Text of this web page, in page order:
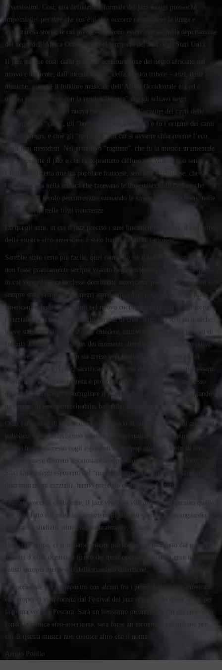
diversissimi. Così, una definizione formale del jazz è oggi pressoché
impossibile: per dire che cos’è il jazz occorre raccontarne la lunga e
avventurosa storia, le cui premesse devono essere cercate nella deportazione
dei negri dell’Africa Occidentale nel territorio del Sud degli Stati Uniti.
Il jazz nacque così: dalla graduale acculturazione del negro africano nel
nuovo continente; dall’incontro, cioè, della musica tribale – anzi, delle
musiche, giacché il folklore musicale dell’Africa Occidentale era ed è
tuttora ricchissimo – con la musica “bianca” che gli schiavi negri
incontrarono nella loro nuova patria. Fu questa l’origine dei canti delle
piantagioni (i “calls”, gli “hollers”, i “work songs”) e fu l’origine dei canti
religiosi negri, e cioè gli “spirituals”, in cui si avverte chiaramente l’eco
degli inni metodisti. Nel primitivo “ragtime”, che fu la musica strumentale
che precedette il jazz e che fu soprattutto diffuso nel Missouri, si sente
l’influsso di certa musica popolare francese, scozzese e irlandese, che si
ritrova ancora nella musica che facevano le impennacchiate fanfare che
all’inizio del secolo percorrevano suonando le strade di New Orleans, nelle
liete ed anche nelle tristi ricorrenze.
Da quegli anni, in cui il jazz precisò i suoi lineamenti, ad oggi, il cammino
della musica afro-americana è stato lungo ed anche faticoso.
Sarebbe stato certo più facile, quel cammino, se il jazz non fosse stato e
non fosse praticamente sempre vissuto negli ambienti più lontani da quelli
in cui vive ed opera la classe dominante americana; poiché, invece, è ed è
sempre stata la musica dei negri americani, ed un poco anche degli italo-
americani e degli ebrei giunti nel nuovo continente dai paesi dell’Europa
Orientale, ha attraversato lunghi periodi di crisi, interrotti solo da qualche
breve stagione felice. Ci si deve chiedere, tuttavia, se quei brevi periodi di
fortuna abbiano coinciso con dei momenti altrettanto felicemente creativi,
o se invece il successo non sia arriso soprattutto a chi abbia cercato di
commercializzare il jazz, sacrificandone alcuni dei caratteri più interessanti
e originali. La risposta giusta è proprio questa: il jazz ha avuto successo
quando ha cercato di assomigliare il più possibile all’altra musica; quando
ha cercato di essere orecchiabile, ballabile, divertente.
Oggi i musicisti di jazz tentano solo di rado di andare incontro al gusto del
pubblico; i più preferiscono suonare la loro musica senza neppure sperare
di dividere il successo cogli esponenti della “pop music “. Molti di loro,
per non essere costretti a sottostare alle pressioni esercitate su di loro, negli
Stati Uniti, dagli esponenti del “music business” (ed anche per sfuggire alle
discriminazioni razziali), hanno preferito emigrare in Europa.
Qui, nel vecchio continente, il jazz vive una vita più serena; persino quello
che vien fatto dai musicisti appartenenti alla più spericolata avanguardia è
accettato e studiato, oltre che, naturalmente, imitato.
Così, in Europa, ci si imbatte sempre più spesso nel jazz fatto dai grandi
maestri d’oltre oceano, a fianco dei quali operano ormai un gran numero di
solisti europei meritevoli della massima attenzione.
Un’occasione per un incontro con alcuni fra i primi della classe americani
ed europei ci vien fornita dal Festival del jazz organizzato quest’anno, per
la prima volta, a Pescara. Sarà un lietissimo incontro per chi già conosce a
fondo la musica afro-americana; sarà forse un incontro sorprendente per
chi di questa musica non conosce altro che il nome.
Arrigo Polillo